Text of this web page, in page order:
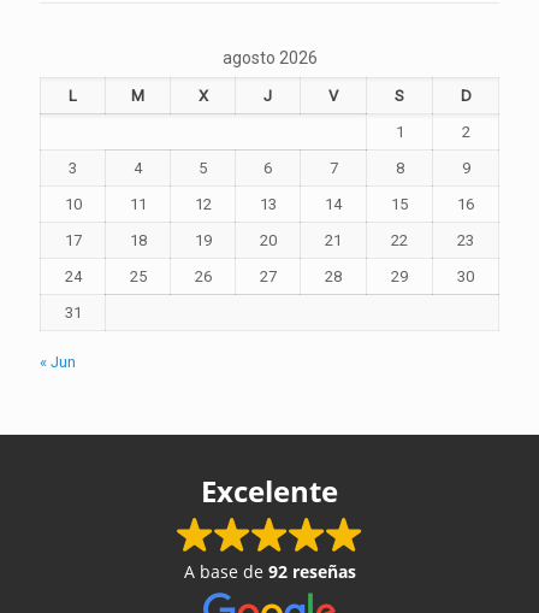
agosto 2026
L M X J V S
D
1
2
3
4 5 6 7 8
9
10
11 12 13 14 15
16
17
18 19 20 21 22
23
24
25 26 27 28 29
30
31
« Jun
Excelente
A base de 92 reseñas